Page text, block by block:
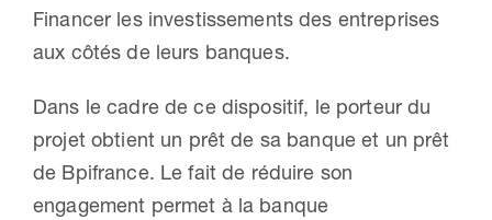
Financer les investissements des entreprises
aux côtés de leurs banques.
Dans le cadre de ce dispositif, le porteur du
projet obtient un prêt de sa banque et un prêt
de Bpifrance. Le fait de réduire son
engagement permet à la banque